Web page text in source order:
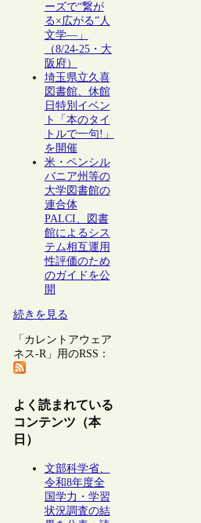
ーズで“繋が
る×広がる”人
文学―」
（8/24-25・大
阪府）
埼玉県立久喜
図書館、休館
日特別イベン
ト「本のタイ
トルで一句!」
を開催
米・ペンシル
バニア州等の
大学図書館の
連合体
PALCI、図書
館によるシス
テム相互運用
性評価のため
のガイドを公
開
続きを見る
「カレントアウェア
ネス-R」用のRSS：
よく読まれている
コンテンツ（本
日）
文部科学省、
令和8年度全
国学力・学習
状況調査の結